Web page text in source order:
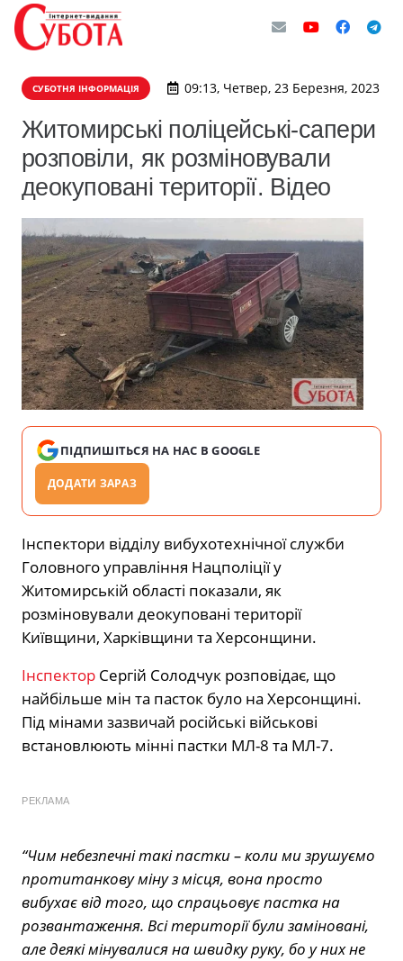
СУБОТНЯ ІНФОРМАЦІЯ 09:13, Четвер, 23 Березня, 2023
Житомирські поліцейські-сапери
розповіли, як розміновували
деокуповані території. Відео
ПІДПИШІТЬСЯ НА НАС В GOOGLE
ДОДАТИ ЗАРАЗ
Інспектори відділу вибухотехнічної служби
Головного управління Нацполіції у
Житомирській області показали, як
розміновували деокуповані території
Київщини, Харківщини та Херсонщини.
Інспектор Сергій Солодчук розповідає, що
найбільше мін та пасток було на Херсонщині.
Під мінами зазвичай російські військові
встановлюють мінні пастки МЛ-8 та МЛ-7.
РЕКЛАМА
“Чим небезпечні такі пастки – коли ми зрушуємо
протитанкову міну з місця, вона просто
вибухає від того, що спрацьовує пастка на
розвантаження. Всі території були заміновані,
але деякі мінувалися на швидку руку, бо у них не